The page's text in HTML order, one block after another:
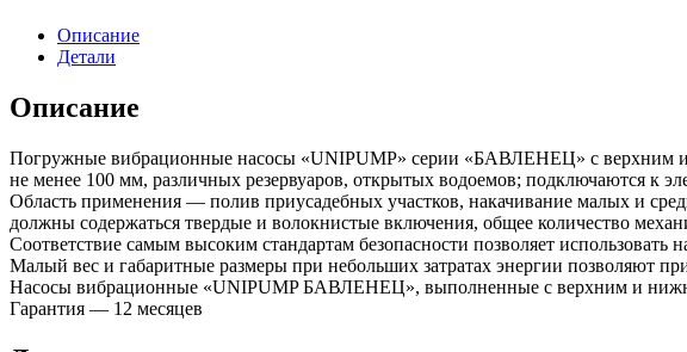
Описание
Детали
Описание
Погружные вибрационные насосы «UNIPUMP» серии «БАВЛЕНЕЦ» с верхним
не менее 100 мм, различных резервуаров, открытых водоемов; подключаются к
Область применения — полив приусадебных участков, накачивание малых и
должны содержаться твердые и волокнистые включения, общее количество
Соответствие самым высоким стандартам безопасности позволяет использовать
Малый вес и габаритные размеры при небольших затратах энергии позволяют
Насосы вибрационные «UNIPUMP БАВЛЕНЕЦ», выполненные с верхним и
Гарантия — 12 месяцев